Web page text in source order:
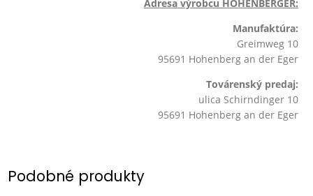
Adresa výrobcu HOHENBERGER:
Manufaktúra:
Greimweg 10
95691 Hohenberg an der Eger
Továrenský predaj:
ulica Schirndinger 10
95691 Hohenberg an der Eger
Podobné produkty